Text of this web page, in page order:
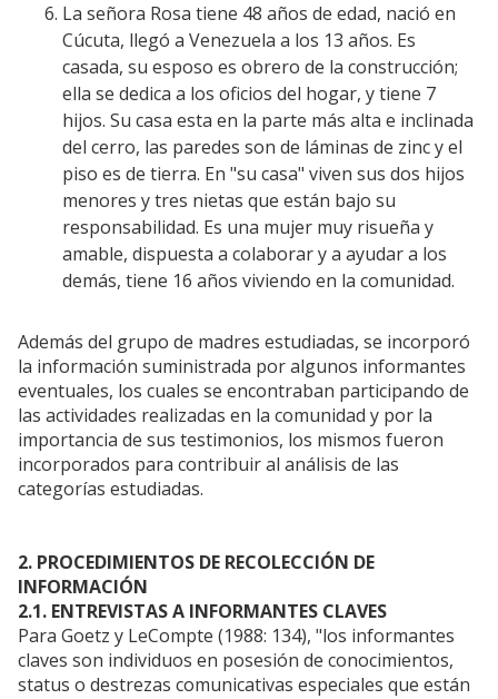
La señora Rosa tiene 48 años de edad, nació en
Cúcuta, llegó a Venezuela a los 13 años. Es
casada, su esposo es obrero de la construcción;
ella se dedica a los oficios del hogar, y tiene 7
hijos. Su casa esta en la parte más alta e inclinada
del cerro, las paredes son de láminas de zinc y el
piso es de tierra. En "su casa" viven sus dos hijos
menores y tres nietas que están bajo su
responsabilidad. Es una mujer muy risueña y
amable, dispuesta a colaborar y a ayudar a los
demás, tiene 16 años viviendo en la comunidad.
Además del grupo de madres estudiadas, se incorporó
la información suministrada por algunos informantes
eventuales, los cuales se encontraban participando de
las actividades realizadas en la comunidad y por la
importancia de sus testimonios, los mismos fueron
incorporados para contribuir al análisis de las
categorías estudiadas.
2. PROCEDIMIENTOS DE RECOLECCIÓN DE
INFORMACIÓN
2.1. ENTREVISTAS A INFORMANTES CLAVES
Para Goetz y LeCompte (1988: 134), "los informantes
claves son individuos en posesión de conocimientos,
status o destrezas comunicativas especiales que están